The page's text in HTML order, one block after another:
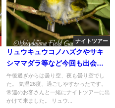
ナイトツアー
リュウキュウコノハズクやサキ
シママダラ等など今回も出会い
盛り沢山で楽しいナイトツアー!!
午後過ぎからは曇り空、夜も曇り空でし
た。 気温26度、過ごしやすかったです。
常連のお客さんと一緒にナイトツアーに出
かけて来ました。 リュウ...